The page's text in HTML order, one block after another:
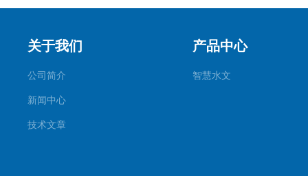
关于我们
公司简介
新闻中心
技术文章
产品中心
智慧水文